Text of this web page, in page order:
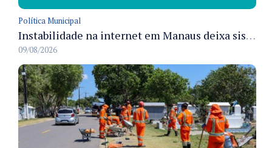
Política Municipal
Instabilidade na internet em Manaus deixa sistemas de atendimento municipal temporariamente indisponíveis
09/08/2026